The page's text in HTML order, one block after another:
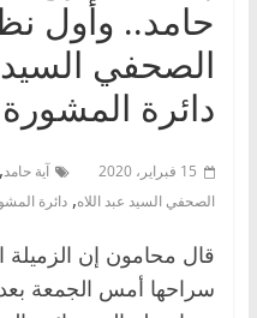
حامد.. وأول
الصحفي السيد
دائرة المشورة
15 فبراير، 2020 آية حامد,
الصحفي السيد عبد اللاه, دائرة
قال محامون إن الزميلة